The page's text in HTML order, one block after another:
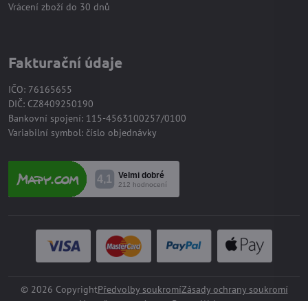
Vrácení zboží do 30 dnů
Fakturační údaje
IČO: 76165655
DIČ: CZ8409250190
Bankovní spojení: 115-4563100257/0100
Variabilní symbol: číslo objednávky
© 2026 CopyrightPředvolby soukromíZásady ochrany soukromí